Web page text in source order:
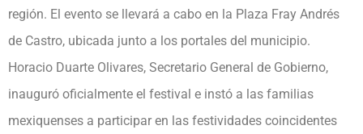
región. El evento se llevará a cabo en la Plaza Fray Andrés
de Castro, ubicada junto a los portales del municipio.
Horacio Duarte Olivares, Secretario General de Gobierno,
inauguró oficialmente el festival e instó a las familias
mexiquenses a participar en las festividades coincidentes